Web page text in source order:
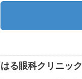
はる眼科クリニック